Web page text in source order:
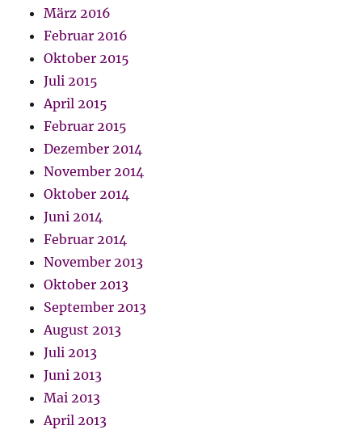
März 2016
Februar 2016
Oktober 2015
Juli 2015
April 2015
Februar 2015
Dezember 2014
November 2014
Oktober 2014
Juni 2014
Februar 2014
November 2013
Oktober 2013
September 2013
August 2013
Juli 2013
Juni 2013
Mai 2013
April 2013